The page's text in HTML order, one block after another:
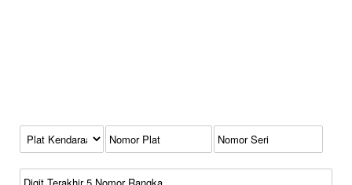
Kode Plat Kendaraan
No Plat
No Seri
No Rangka